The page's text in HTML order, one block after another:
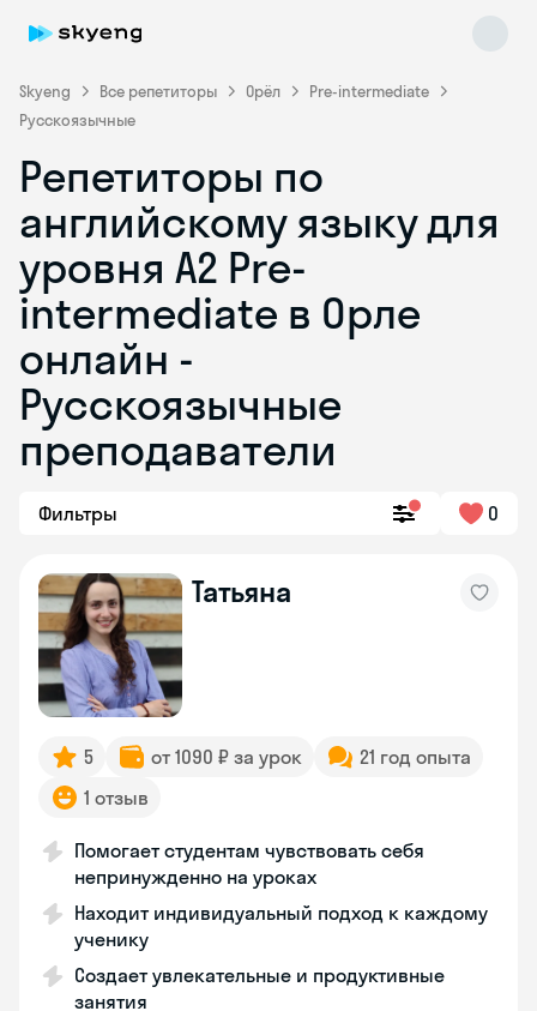
Skyeng Все репетиторы Орёл
Pre-intermediate
Русскоязычные
Репетиторы по
английскому языку для
уровня A2 Pre-
intermediate в Орле
онлайн -
Русскоязычные
преподаватели
Фильтры 0
Татьяна
5 от 1090 ₽ за урок
21 год опыта
1 отзыв
Помогает студентам чувствовать себя
непринужденно на уроках
Находит индивидуальный подход к каждому
ученику
Создает увлекательные и продуктивные
занятия
Skyeng Chat